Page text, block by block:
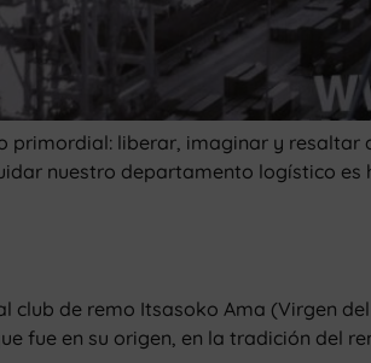
primordial: liberar, imaginar y resaltar
nuestro departamento logístico es
club de remo Itsasoko Ama (Virgen
fue en su origen, en la tradición del